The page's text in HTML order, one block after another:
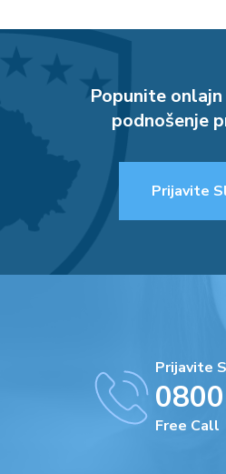
Popunite
podnošenje
Prijavite
Prijavite
Free Call